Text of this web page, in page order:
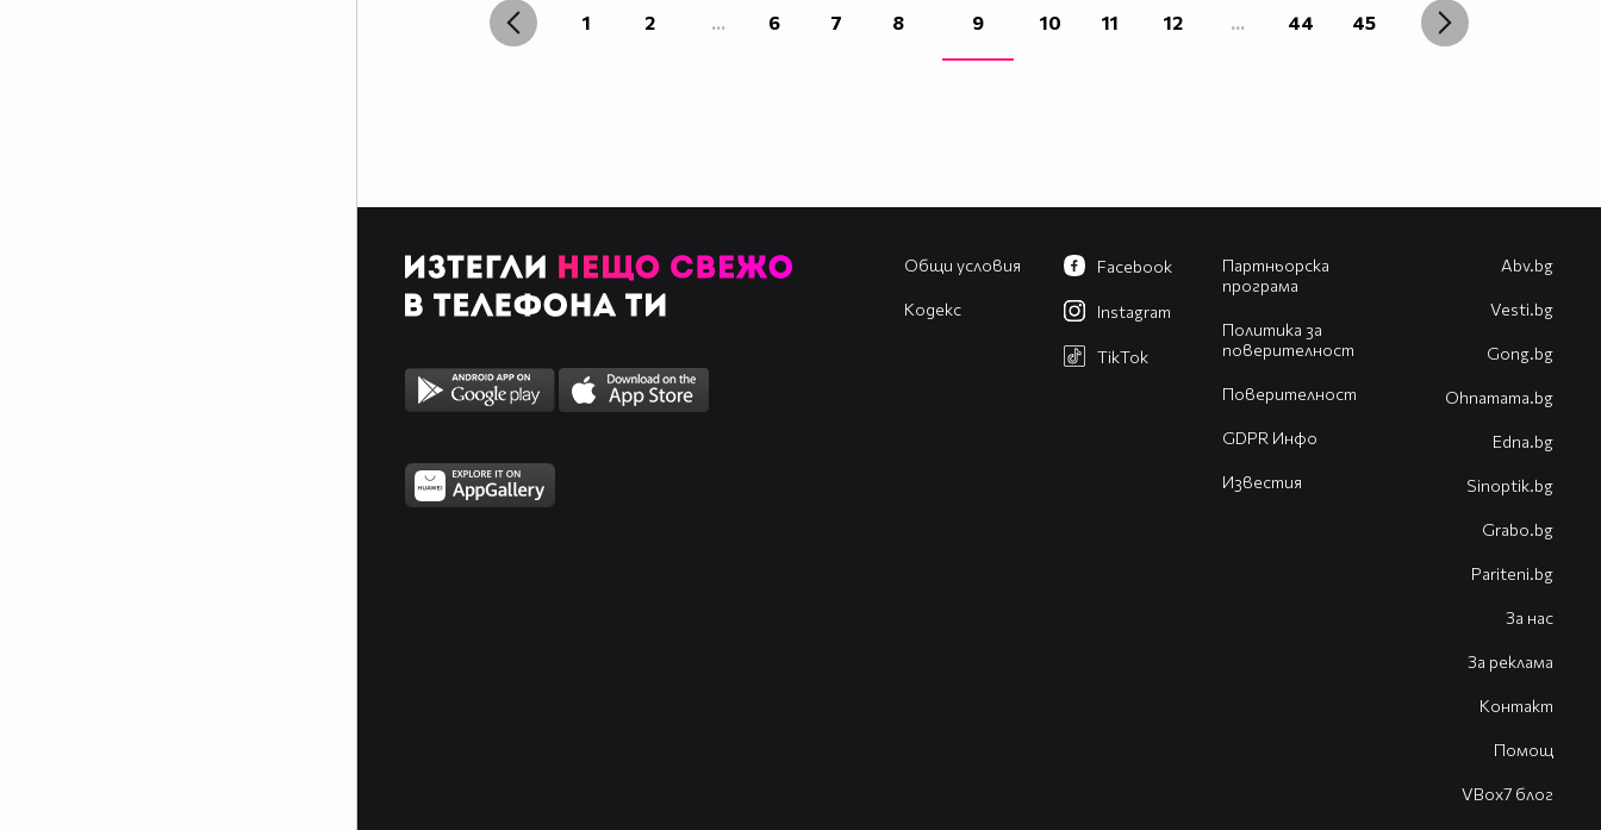
1 2 ... 6 7 8 9 10 11 12 ... 44 45
Общи условия
Кодекс
Партньорска
програма
Политика за
поверителност
Поверителност
GDPR Инфо
Известия
Facebook
Instagram
TikTok
Abv.bg
Vesti.bg
Gong.bg
Оhnamama.bg
Edna.bg
Sinoptik.bg
Grabo.bg
Pariteni.bg
За нас
За реклама
Контакт
Помощ
VBox7 блог